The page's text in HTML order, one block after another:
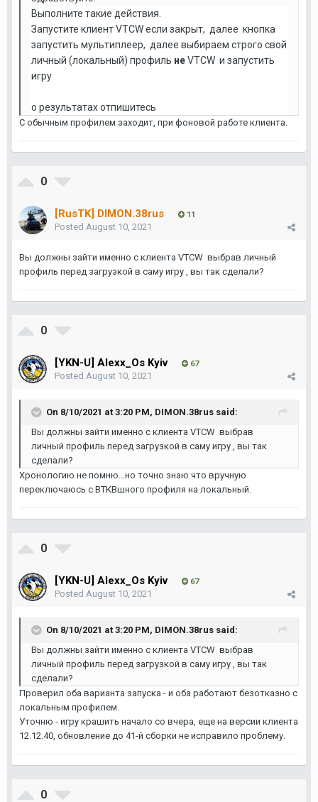
Выполните такие действия.
Запустите клиент VTCW если закрыт, далее кнопка
запустить мультиплеер, далее выбираем строго свой
личный (локальный) профиль неVTCW и запустить
игру
о результатах отпишитесь
С обычным профилем заходит, при фоновой работе клиента.
0
[RusTK] DIMON.38rus 11
Posted August 10, 2021
Вы должны зайти именно с клиента VTCW выбрав личный
профиль перед загрузкой в саму игру , вы так сделали?
0
[YKN-U] Alexx_Os Kyiv 67
Posted August 10, 2021
On 8/10/2021 at 3:20 PM, DIMON.38rus said:
Вы должны зайти именно с клиента VTCW выбрав
личный профиль перед загрузкой в саму игру , вы так
сделали?
Хронологию не помню...но точно знаю что вручную
переключаюсь с ВТКВшного профиля на локальный.
0
[YKN-U] Alexx_Os Kyiv 67
Posted August 10, 2021
On 8/10/2021 at 3:20 PM, DIMON.38rus said:
Вы должны зайти именно с клиента VTCW выбрав
личный профиль перед загрузкой в саму игру , вы так
сделали?
Проверил оба варианта запуска - и оба работают безотказно с
локальным профилем.
Уточню - игру крашить начало со вчера, еще на версии клиента
12.12.40, обновление до 41-й сборки не исправило проблему.
0